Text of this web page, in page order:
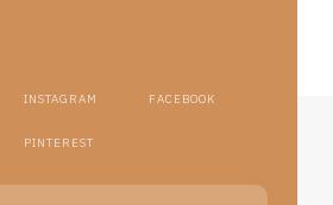
INSTAGRAM FACEBOOK
PINTEREST